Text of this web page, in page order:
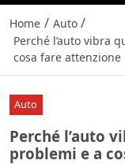
Home / Auto /
Perché l’auto vibra
cosa fare attenzione
Auto
Perché l’auto
problemi e a